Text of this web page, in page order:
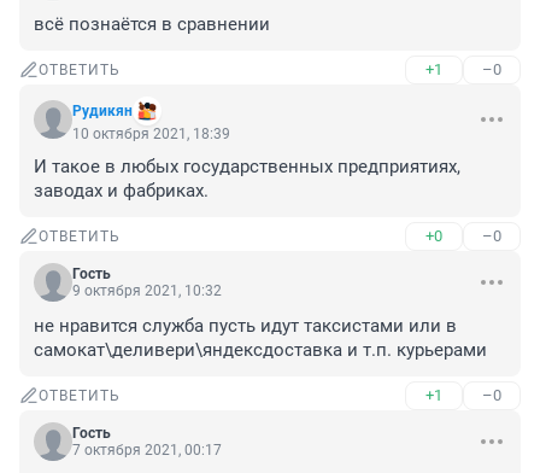
всё познаётся в сравнении
ОТВЕТИТЬ +1 –0
Рудикян
10 октября 2021, 18:39
И такое в любых государственных предприятиях,
заводах и фабриках.
ОТВЕТИТЬ +0 –0
Гость
9 октября 2021, 10:32
не нравится служба пусть идут таксистами или в
самокат\деливери\яндексдоставка и т.п. курьерами
ОТВЕТИТЬ +1 –0
Гость
7 октября 2021, 00:17